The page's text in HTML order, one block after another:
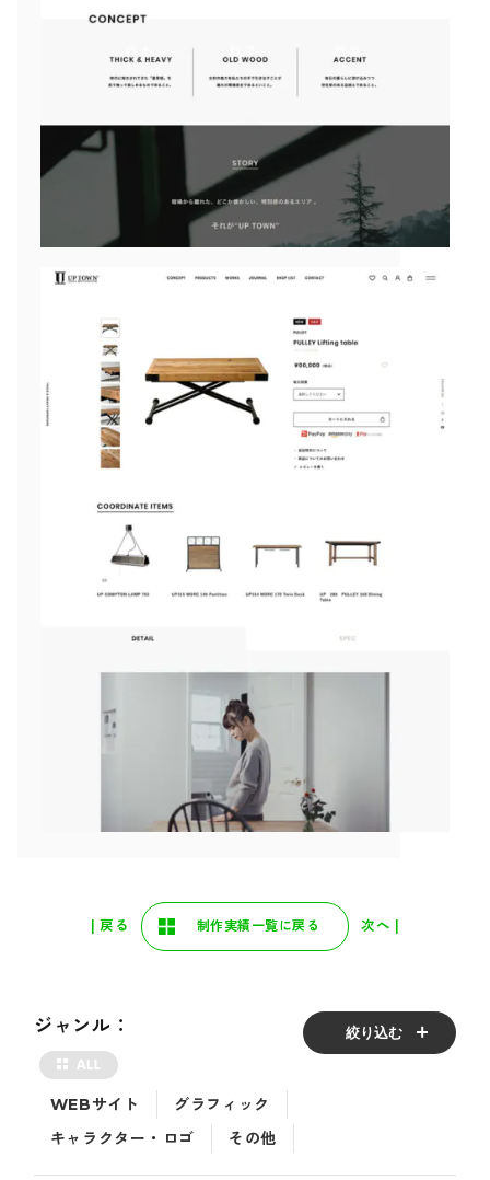
| 戻る 制作実績一覧に戻る 次へ |
絞り込む
ジャンル：
WEBサイト
グラフィック
キャラクター・ロゴ
その他